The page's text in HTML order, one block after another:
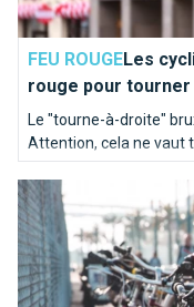
FEU ROUGELes
rouge pour
Le "tourne-à-droite"
Attention, cela ne vaut
Smart lock? Les